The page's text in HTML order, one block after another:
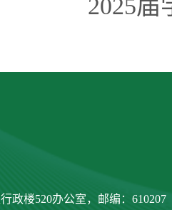
2025届
政楼520办公室， 邮编：610207